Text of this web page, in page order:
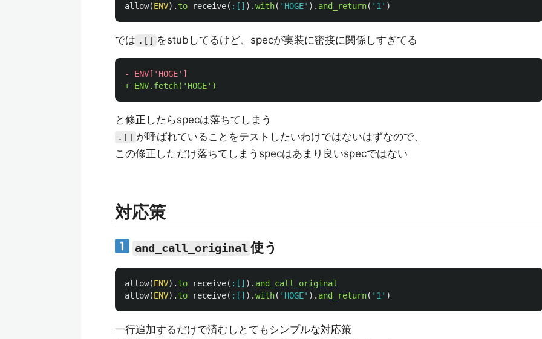
allow(ENV). to receive( :[] ).with( 'HOGE' ). and_return( '1' )
では .[] をstubしてるけど、specが実装に密接に関係しすぎてる
と修正したらspecは落ちてしまう
.[] が呼ばれていることをテストしたいわけではないはずなので、
この修正しただけ落ちてしまうspecはあまり良いspecではない
対応策
and_call_original使う
allow(ENV). to receive( :[] ). and_call_original
allow(ENV). to receive( :[] ).with( 'HOGE' ). and_return( '1' )
一行追加するだけで済むしとてもシンプルな対応策